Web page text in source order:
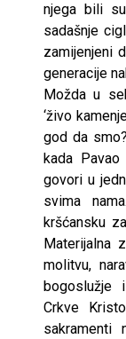
njega bili
sadašnje
zamijenjeni
generacije
Možda u
‘živo
god da
kada
govori u
svima
kršćansku
Materijalna
molitvu,
bogoslužje
Crkve